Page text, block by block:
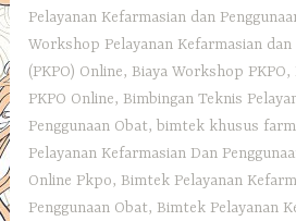
Pelayanan Kefarmasian dan
Workshop Pelayanan Kefarmasian dan
(PKPO) Online, Biaya Workshop PKPO,
PKPO Online, Bimbingan Teknis
Penggunaan Obat, bimtek khusus
Pelayanan Kefarmasian Dan
Online Pkpo, Bimtek Pelayanan
Penggunaan Obat, Bimtek Pelayanan